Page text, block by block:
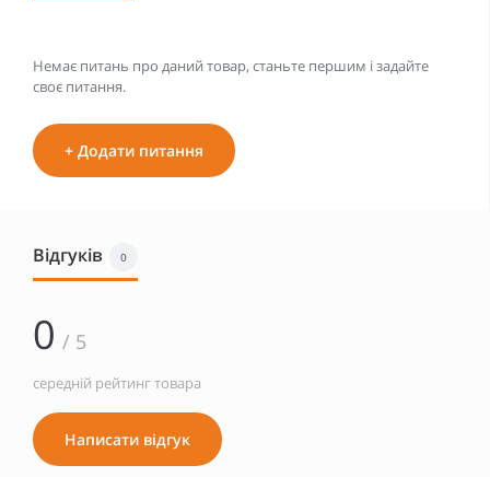
Немає питань про даний товар, станьте першим і задайте
своє питання.
+ Додати питання
Відгуків 0
0 / 5
середній рейтинг товара
Написати відгук